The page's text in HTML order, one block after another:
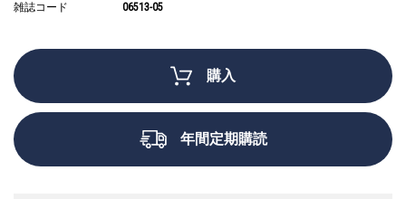
雑誌コード 06513-05
購入
年間定期購読